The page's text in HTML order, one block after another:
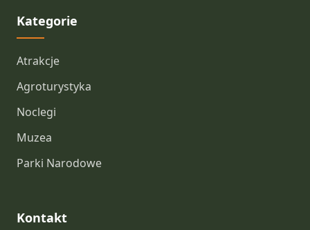
Kategorie
Atrakcje
Agroturystyka
Noclegi
Muzea
Parki Narodowe
Kontakt